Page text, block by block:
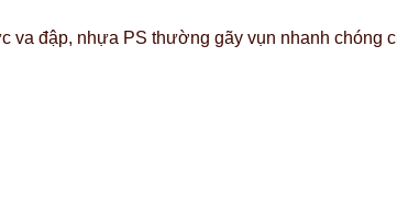
va đập, nhựa PS thường gãy vụn nhanh chóng